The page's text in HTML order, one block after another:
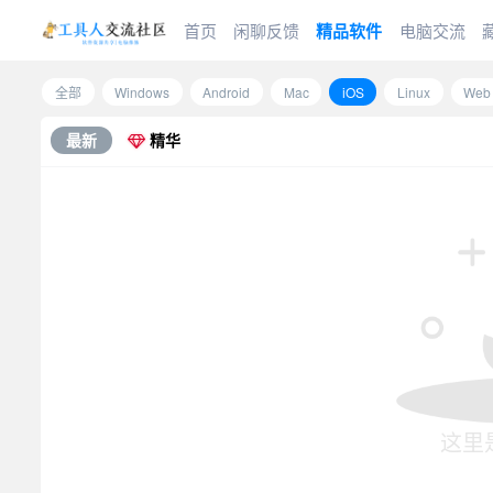
首页 闲聊反馈 精品软件 电脑交流
全部 Windows Android Mac iOS Linux Web
最新 精华
这里